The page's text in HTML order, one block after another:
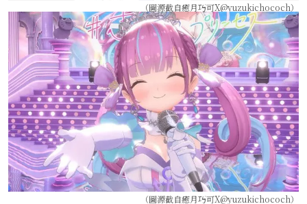
（圖源截自癒月巧可X@yuzukichococh）
（圖源截自癒月巧可X@yuzukichococh）